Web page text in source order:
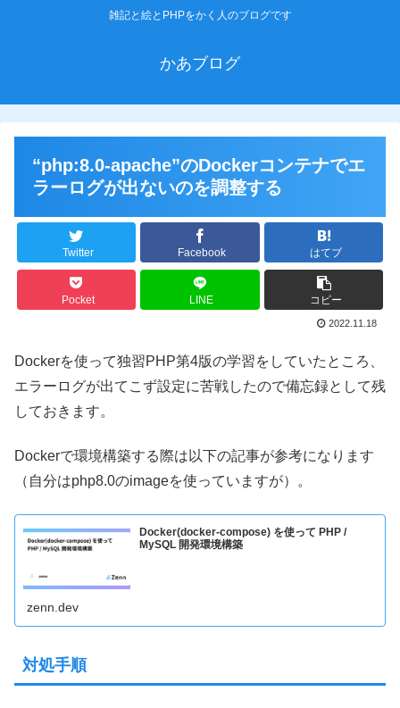
雑記と絵とPHPをかく人のブログです
かあブログ
“php:8.0-apache”のDockerコンテナでエ
ラーログが出ないのを調整する
Twitter Facebook はてブ
Pocket LINE コピー
2022.11.18
Dockerを使って独習PHP第4版の学習をしていたところ、
エラーログが出てこず設定に苦戦したので備忘録として残
しておきます。
Dockerで環境構築する際は以下の記事が参考になります
（自分はphp8.0のimageを使っていますが）。
Docker(docker-compose) を使って PHP /
MySQL 開発環境構築
zenn.dev
対処手順